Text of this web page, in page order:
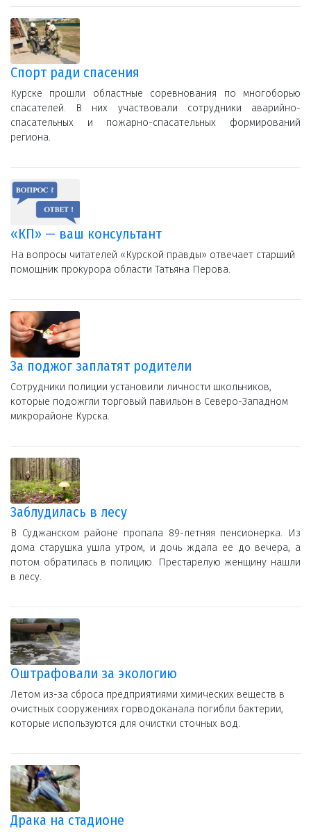
Спорт ради спасения
Курске прошли областные соревнования по многоборью
спасателей. В них участвовали сотрудники аварийно-
спасательных и пожарно-спасательных формирований
региона.
«КП» — ваш консультант
На вопросы читателей «Курской правды» отвечает старший
помощник прокурора области Татьяна Перова.
За поджог заплатят родители
Сотрудники полиции установили личности школьников,
которые подожгли торговый павильон в Северо-Западном
микрорайоне Курска.
Заблудилась в лесу
В Суджанском районе пропала 89-летняя пенсионерка. Из
дома старушка ушла утром, и дочь ждала ее до вечера, а
потом обратилась в полицию. Престарелую женщину нашли
в лесу.
Оштрафовали за экологию
Летом из-за сброса предприятиями химических веществ в
очистных сооружениях горводоканала погибли бактерии,
которые используются для очистки сточных вод.
Драка на стадионе